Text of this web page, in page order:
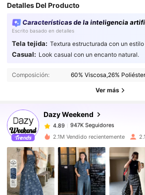
Detalles Del Producto
Características de la inteligencia
Escrito basado en detalles
Tela tejida: Textura estructurada con un estilo
Casual: Look casual con un encanto natural.
Composición: 60% Viscosa,26%
Ver más
Dazy Weekend
947K Seguidores
947K Seguidores
4.89
4.89 947K Seguidores
4.89 947K Seguidores
4.89 947K Seguidores
4.89 947K Seguidores
947K Seguidores
2.1M Vendido recientemente